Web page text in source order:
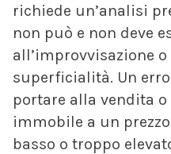
richiede un’analisi
non può e non deve
all’improvvisazione
superficialità. Un
portare alla vendita
immobile a un
basso o troppo